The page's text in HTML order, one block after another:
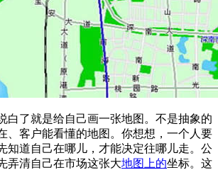
白了就是给自己画一张地图。不是抽象的
、客户能看懂的地图。你想想，一个人要
知道自己在哪儿，才能决定往哪儿走。公
弄清自己在市场这张大地图上的坐标。这